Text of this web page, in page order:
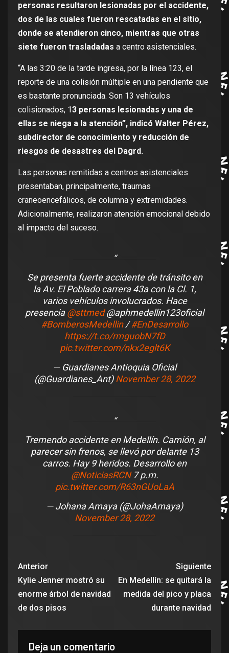
personas resultaron lesionadas por el accidente,
dos de las cuales fueron rescatadas en el sitio,
donde se atendieron cinco, mientras que otras
siete fueron trasladadas a centro asistenciales.
“A las 3:20 de la tarde ingresa, por la línea 123, el
reporte de una colisión múltiple en una pendiente que
es bastante pronunciada. Son 13 vehículos
colisionados, 13 personas lesionadas y una de
ellas se niega a la atención”, indicó Walter Pérez,
subdirector de conocimiento y reducción de
riesgos de desastres del Dagrd.
Las personas remitidas a centros asistenciales
presentaban, principalmente, traumas
craneoencefálicos, de columna y extremidades.
Adicionalmente, realizaron atención emocional debido
al impacto del suceso.
Se presenta fuerte accidente de tránsito en
la Av. El Poblado carrera 43a con la Cl. 1,
varios vehículos involucrados. Hace
presencia@sttmed@aphmedellin123oficial
#BomberosMedellin/#EnDesarrollo
https://t.co/rmguobN7fD
pic.twitter.com/nkx2eglt6K
— Guardianes Antioquia Oficial
(@Guardianes_Ant)November 28, 2022
Tremendo accidente en Medellín. Camión, al
parecer sin frenos, se llevó por delante 13
carros. Hay 9 heridos. Desarrollo en
@NoticiasRCN7 p.m.
pic.twitter.com/R63nGUoLaA
— Johana Amaya (@JohaAmaya)
November 28, 2022
Anterior
Kylie Jenner mostró su
enorme árbol de navidad
de dos pisos
Siguiente
En Medellín: se quitará la
medida del pico y placa
durante navidad
Deja un comentario